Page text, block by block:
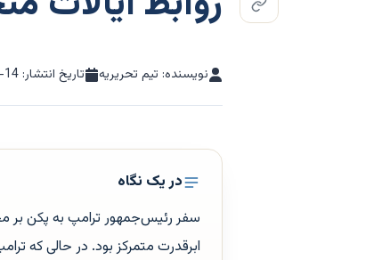
نویسنده: تیم تحریریه تاریخ انتشار: 14
در یک نگاه
سفر رئیس‌جمهور ترامپ به پکن
ابرقدرت متمرکز بود. در حالی که